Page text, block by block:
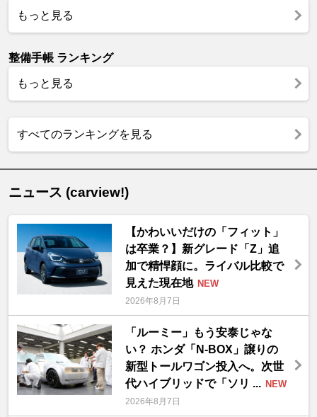
もっと見る
整備手帳 ランキング
もっと見る
すべてのランキングを見る
ニュース (carview!)
【かわいいだけの「フィット」
は卒業？】新グレード「Z」追
加で精悍顔に。ライバル比較で
見えた現在地 NEW
2026年8月7日
「ルーミー」もう安泰じゃな
い？ ホンダ「N-BOX」譲りの
新型トールワゴン投入へ。次世
代ハイブリッドで「ソリ ... NEW
2026年8月7日